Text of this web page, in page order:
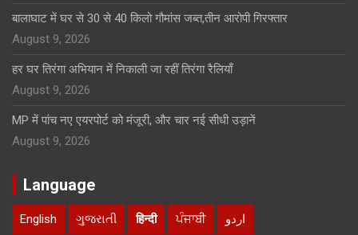
बालाघाट में घर से 30 से 40 किलो गौमांस जब्त,तीन आरोपी गिरफ्तार
August 9, 2026
हर घर तिरंगा अभियान में निकाली जा रहीं तिरंगा रैलियाँ
August 9, 2026
MP में पांच नए एयरपोर्ट को मंजूरी, और चार नई सीधी उड़ानें
August 9, 2026
Language
English ગુજરાતી हिन्दी ਪੰਜਾਬੀ اردو